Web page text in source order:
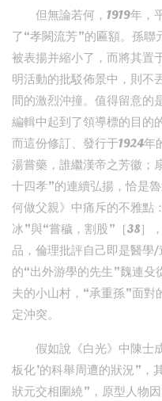
但無論若何，1919年，
了“孝闕流芳”的匾額。孫聯
被表揚并縮小了，而將其置
明活動的批駁佈景中，則不
間的激烈沖撞。值得留意的
編輯中起到了領導標的目的
而這份修訂、發行于1924年
湯嘗藥，誰繼漢帝之芳徽；
十四孝”的連續弘揚，恰是
何做父親》中痛斥的不雅點
冰”與“嘗穢，割股”［38］
品，倫理批評自己即是醫學
的“出外游學的先生”魏連殳
夫的小山村，“承重孫”面
定沖突。
假如說《白光》中陳士
板化’的科舉周遭的狀況”，
狀元交相圍繞”，原型人物